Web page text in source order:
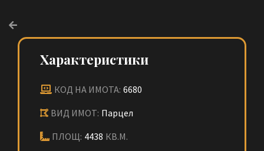
Характеристики
КОД НА ИМОТА: 6680
ВИД ИМОТ: Парцел
ПЛОЩ: 4438 КВ.М.